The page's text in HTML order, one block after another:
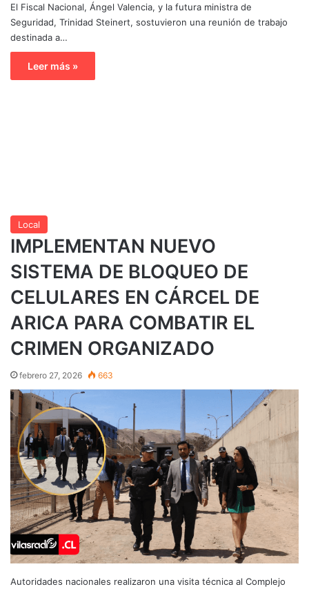
El Fiscal Nacional, Ángel Valencia, y la futura ministra de
Seguridad, Trinidad Steinert, sostuvieron una reunión de trabajo
destinada a…
Leer más »
Local
IMPLEMENTAN NUEVO
SISTEMA DE BLOQUEO DE
CELULARES EN CÁRCEL DE
ARICA PARA COMBATIR EL
CRIMEN ORGANIZADO
febrero 27, 2026 663
Autoridades nacionales realizaron una visita técnica al Complejo